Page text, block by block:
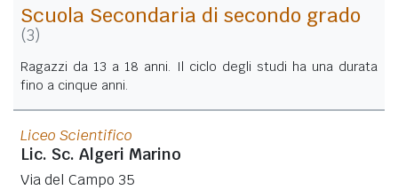
Scuola Secondaria di secondo grado
(3)
Ragazzi da 13 a 18 anni. Il ciclo degli studi ha una durata
fino a cinque anni.
Liceo Scientifico
Lic. Sc. Algeri Marino
Via del Campo 35